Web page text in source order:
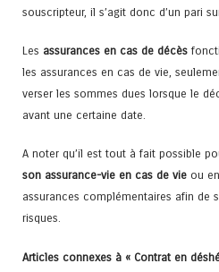
souscripteur, il s’agit donc d’un pari
Les assurances en cas de décès
les assurances en cas de vie,
verser les sommes dues lorsque le
avant une certaine date.
A noter qu’il est tout à fait possible
son assurance-vie en cas de vie ou
assurances complémentaires afin de
risques.
Articles connexes à « Contrat en